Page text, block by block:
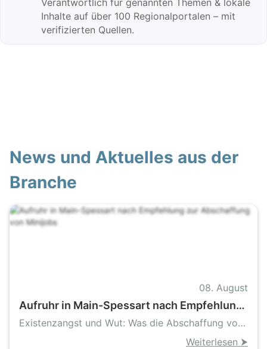
Verantwortlich für genannten Themen & lokale
Inhalte auf über 100 Regionalportalen – mit
verifizierten Quellen.
News und Aktuelles aus der
Branche
08. August
Aufruhr in Main-Spessart nach Empfehlung
zur Abschaffung von Minijobs
Existenzangst und Wut: Was die Abschaffung von
Weiterlesen ⮞